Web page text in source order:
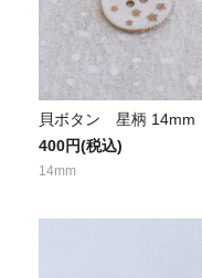
貝ボタン 星柄 14mm
400円(税込)
14mm